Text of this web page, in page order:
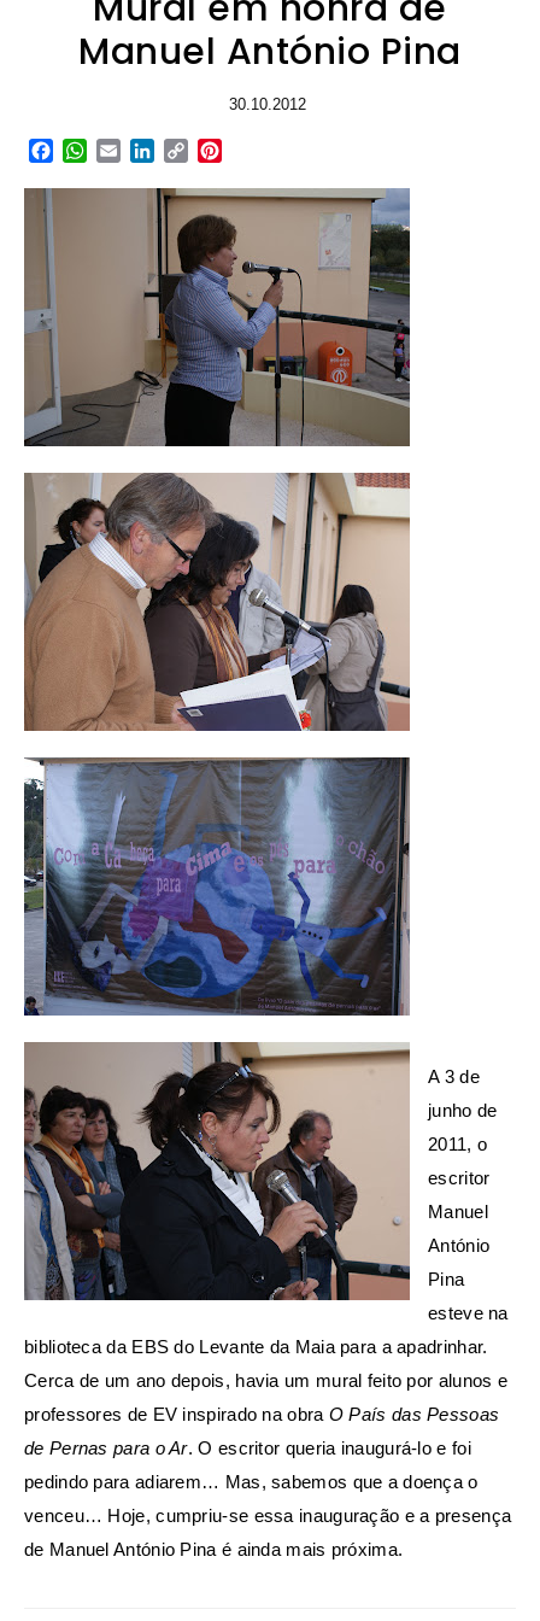
Manuel António Pina
30.10.2012
Facebook
WhatsApp
EmailLinkedIn
Copy
A 3 de
junho de
2011, o
escritor
Manuel
António
Pina
esteve na
biblioteca da EBS do Levante da Maia para a apadrinhar.
Cerca de um ano depois, havia um mural feito por alunos e
professores de EV inspirado na obra O País das Pessoas
de Pernas para o Ar. O escritor queria inaugurá-lo e foi
pedindo para adiarem… Mas, sabemos que a doença o
venceu… Hoje, cumpriu-se essa inauguração e a presença
de Manuel António Pina é ainda mais próxima.